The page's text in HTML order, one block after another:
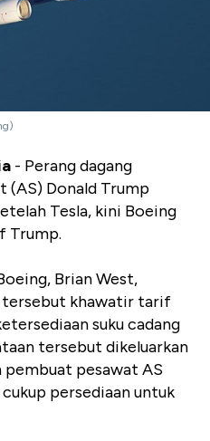
- Perang dagang
(AS) Donald Trump
Tesla, kini Boeing
Trump.
Brian West,
tersebut khawatir tarif
suku cadang
tersebut dikeluarkan
pembuat pesawat AS
persediaan untuk